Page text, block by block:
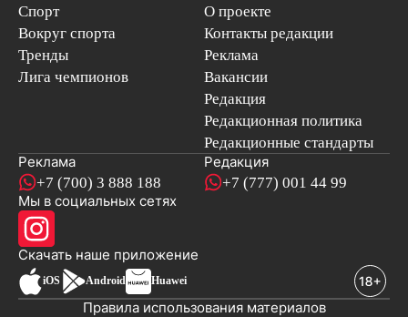
Спорт
Вокруг спорта
Тренды
Лига чемпионов
О проекте
Контакты редакции
Реклама
Вакансии
Редакция
Редакционная политика
Редакционные стандарты
Реклама
+7 (700) 3 888 188
Редакция
+7 (777) 001 44 99
Мы в социальных сетях
Скачать наше приложениеновостей
iOS Android Huawei
Правила использования материалов